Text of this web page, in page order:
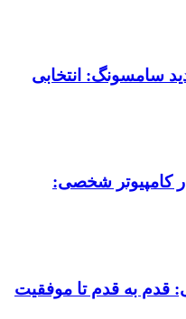
سامسونگ: انتخابی
کامپیوتر شخصی:
قدم به قدم تا موفقیت